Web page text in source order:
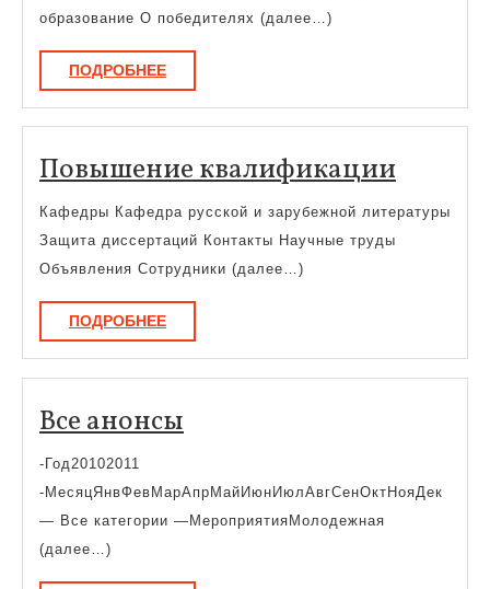
образование О победителях (далее…)
ПОДРОБНЕЕПОДРОБНЕЕ
Повышение квалификации
Кафедры Кафедра русской и зарубежной литературы
Защита диссертаций Контакты Научные труды
Объявления Сотрудники (далее…)
ПОДРОБНЕЕПОДРОБНЕЕ
Все анонсы
-Год20102011
-МесяцЯнвФевМарАпрМайИюнИюлАвгСенОктНояДек
— Все категории —МероприятияМолодежная
(далее…)